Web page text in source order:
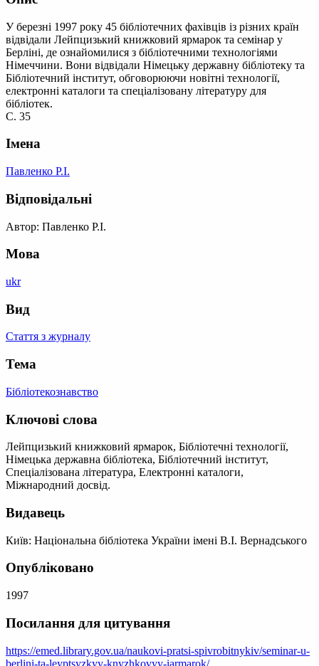
У березні 1997 року 45 бібліотечних фахівців із різних країн
відвідали Лейпцизький книжковий ярмарок та семінар у
Берліні, де ознайомилися з бібліотечними технологіями
Німеччини. Вони відвідали Німецьку державну бібліотеку та
Бібліотечний інститут, обговорюючи новітні технології,
електронні каталоги та спеціалізовану літературу для
бібліотек.
С. 35
Імена
Павленко Р.І.
Відповідальні
Автор: Павленко Р.І.
Мова
ukr
Вид
Стаття з журналу
Тема
Бібліотекознавство
Ключові слова
Лейпцизький книжковий ярмарок, Бібліотечні технології,
Німецька державна бібліотека, Бібліотечний інститут,
Спеціалізована література, Електронні каталоги,
Міжнародний досвід.
Видавець
Київ: Національна бібліотека України імені В.І. Вернадського
Опубліковано
1997
Посилання для цитування
https://emed.library.gov.ua/naukovi-pratsi-spivrobitnykiv/seminar-u-
berlini-ta-leyptsyzkyy-knyzhkovyy-iarmarok/